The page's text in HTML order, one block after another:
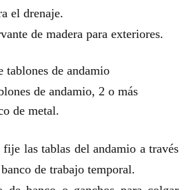
el drenaje.
de madera para exteriores.
tablones de andamio
de andamio, 2 o más
de metal.
las tablas del andamio a través
de trabajo temporal.